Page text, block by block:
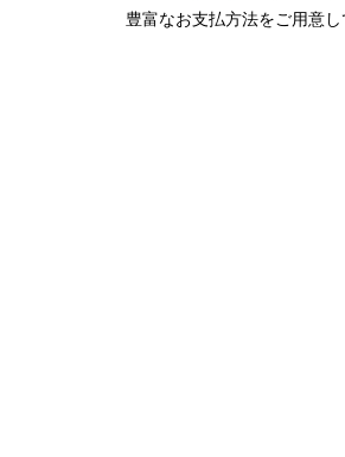
豊富なお支払方法をご用意